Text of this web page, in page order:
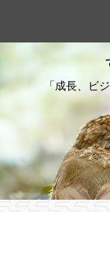
「成長、ビ